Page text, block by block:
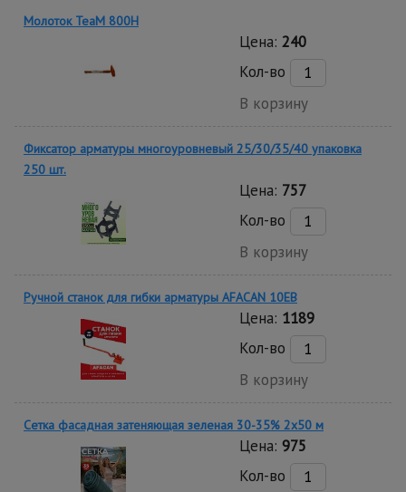
Молоток TeaM 800H
Цена: 240
Кол-во
В корзину
Фиксатор арматуры многоуровневый 25/30/35/40 упаковка
250 шт.
Цена: 757
Кол-во
В корзину
Ручной станок для гибки арматуры AFACAN 10EB
Цена: 1189
Кол-во
В корзину
Сетка фасадная затеняющая зеленая 30-35% 2х50 м
Цена: 975
Кол-во